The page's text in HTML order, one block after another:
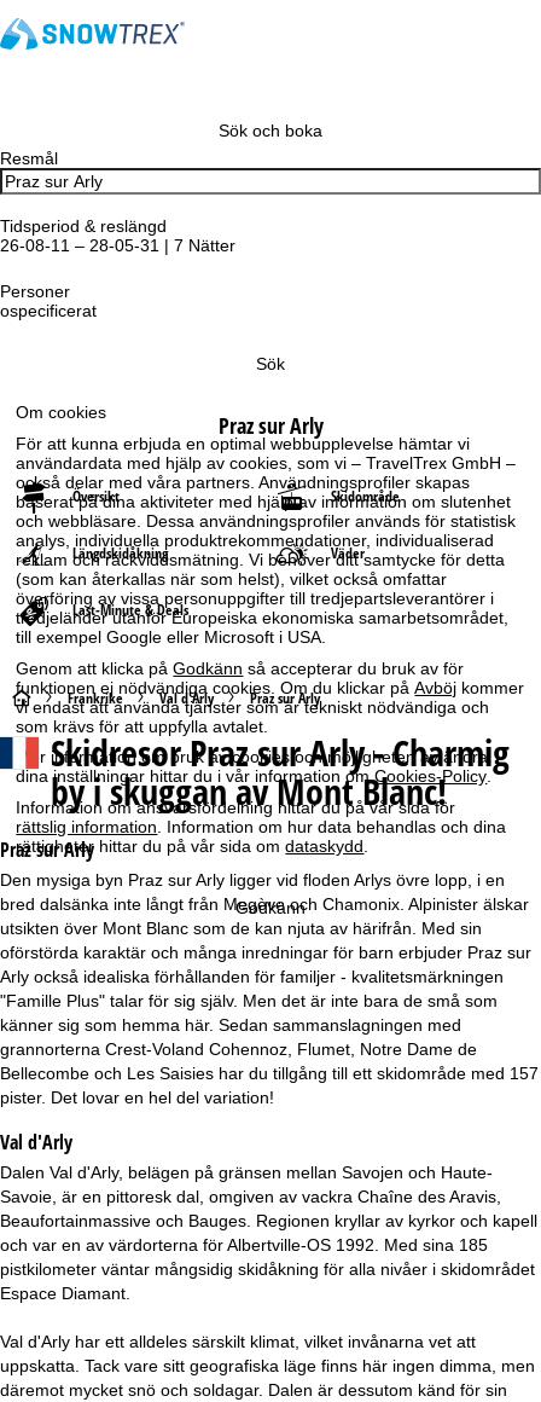
Om cookies
För att kunna erbjuda en optimal webbupplevelse hämtar vi
användardata med hjälp av cookies, som vi – TravelTrex GmbH –
också delar med våra partners. Användningsprofiler skapas
baserat på dina aktiviteter med hjälp av information om slutenhet
och webbläsare. Dessa användningsprofiler används för statistisk
analys, individuella produktrekommendationer, individualiserad
reklam och räckviddsmätning. Vi behöver ditt samtycke för detta
(som kan återkallas när som helst), vilket också omfattar
överföring av vissa personuppgifter till tredjepartsleverantörer i
tredjeländer utanför Europeiska ekonomiska samarbetsområdet,
till exempel Google eller Microsoft i USA.
Genom att klicka påGodkänn så accepterar du bruk av för
funktionen ej nödvändiga cookies. Om du klickar påAvböj kommer
vi endast att använda tjänster som är tekniskt nödvändiga och
som krävs för att uppfylla avtalet.
Mer information om bruk av cookies och möjligheten av ändra
dina inställningar hittar du i vår information omCookies-Policy
Information om ansvarsfördelning hittar du på vår sida för
rättslig information . Information om hur data behandlas och dina
rättigheter hittar du på vår sida omdataskydd
Godkänn
Sök och boka
Resmål
Tidsperiod & reslängd
26-08-11 – 28-05-31 | 7 Nätter
Personer
ospecificerat
Sök
Praz sur Arly
Översikt Skidområde
Längdskidåkning Väder
Last-Minute & Deals
S
r
t
s
i
d
a
Frankrike Val d'Arly Praz sur Arly
SkidresorPraz sur Arly - Charmig
by i skuggan av Mont Blanc!
Praz sur Arly
Den mysiga byn Praz sur Arly ligger vid floden Arlys övre lopp, i en
bred dalsänka inte långt från Megève och Chamonix. Alpinister älskar
utsikten över Mont Blanc som de kan njuta av härifrån. Med sin
oförstörda karaktär och många inredningar för barn erbjuder Praz sur
Arly också idealiska förhållanden för familjer - kvalitetsmärkningen
"Famille Plus" talar för sig själv. Men det är inte bara de små som
känner sig som hemma här. Sedan sammanslagningen med
grannorterna Crest-Voland Cohennoz, Flumet, Notre Dame de
Bellecombe och Les Saisies har du tillgång till ett skidområde med 157
pister. Det lovar en hel del variation!
Val d'Arly
Dalen Val d'Arly, belägen på gränsen mellan Savojen och Haute-
Savoie, är en pittoresk dal, omgiven av vackra Chaîne des Aravis,
Beaufortainmassive och Bauges. Regionen kryllar av kyrkor och kapell
och var en av värdorterna för Albertville-OS 1992. Med sina 185
pistkilometer väntar mångsidig skidåkning för alla nivåer i skidområdet
Espace Diamant.
Val d'Arly har ett alldeles särskilt klimat, vilket invånarna vet att
uppskatta. Tack vare sitt geografiska läge finns här ingen dimma, men
däremot mycket snö och soldagar. Dalen är dessutom känd för sin